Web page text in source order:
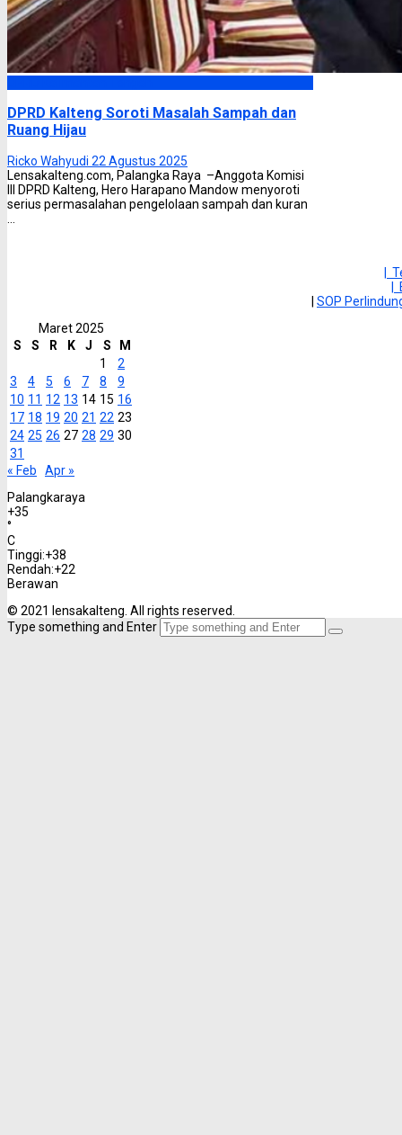
DPRD Kalteng Soroti Masalah Sampah dan
Ruang Hijau
Ricko Wahyudi 22 Agustus 2025
Lensakalteng.com, Palangka Raya –Anggota Komisi
III DPRD Kalteng, Hero Harapano Mandow menyoroti
serius permasalahan pengelolaan sampah dan kuran
|
|
| SOP
Maret 2025
S
S R K J S
M
1
2
3
4 5 6 7 8
9
10 11 12 13 14 15 16
17 18 19 20 21 22 23
24 25 26 27 28 29 30
31
« Feb
Apr »
Palangkaraya
+35
°
C
Tinggi:+38
Rendah:+22
Berawan
© 2021 lensakalteng. All rights reserved.
Type something and Enter